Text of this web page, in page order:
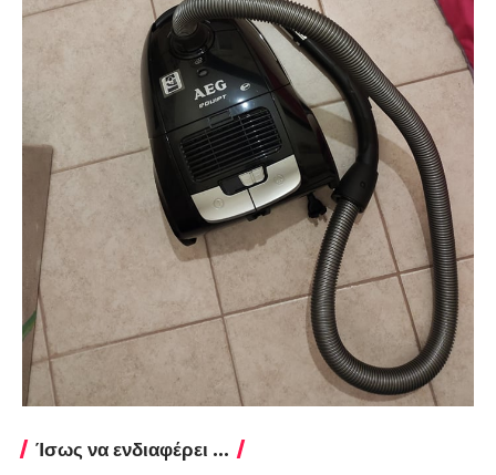
Ίσως να ενδιαφέρει ...